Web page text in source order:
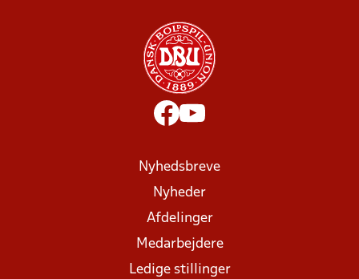
Nyhedsbreve
Nyheder
Afdelinger
Medarbejdere
Ledige stillinger